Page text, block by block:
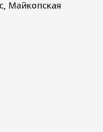
Майкопская